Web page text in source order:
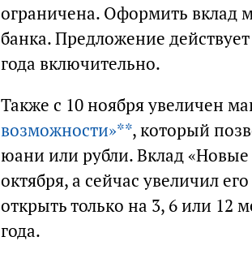
ограничена. Оформить вклад
банка. Предложение
года включительно.
Также с 10 ноября увеличен
возможности»**, который
юани или рубли. Вклад
октября, а сейчас увеличил
открыть только на 3, 6 или 12
года.